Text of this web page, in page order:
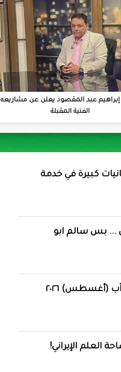
إبراهيم عبد المقصود يعلن عن مشاريعه
الفنية المقبلة
كبيرة في خدمة
... بس سالم ابو
العلم الإيراني!